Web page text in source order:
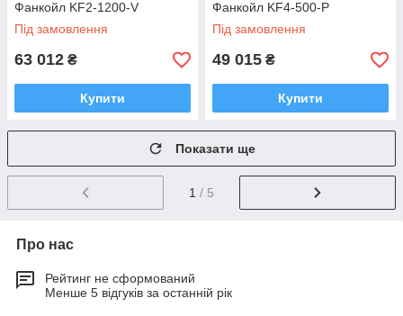
Фанкойл KF2-1200-V
Під замовлення
63 012 ₴
Купити
Фанкойл KF4-500-Р
Під замовлення
49 015 ₴
Купити
Показати ще
1 / 5
Про нас
Рейтинг не сформований
Менше 5 відгуків за останній рік